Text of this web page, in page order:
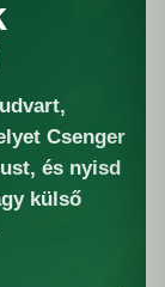
Csenger
és nyisd
külső